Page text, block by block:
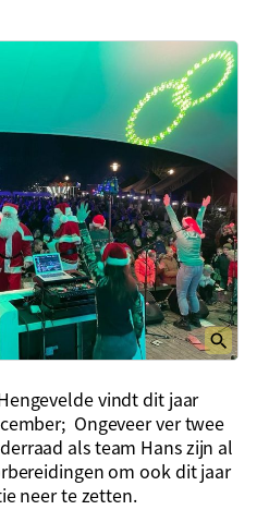
vindt dit jaar
Ongeveer ver twee
als team Hans zijn al
om ook dit jaar
neer te zetten.